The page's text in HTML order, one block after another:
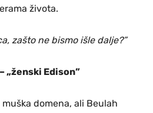
života.
zašto ne bismo išle dalje?”
„ženski Edison”
domena, ali Beulah